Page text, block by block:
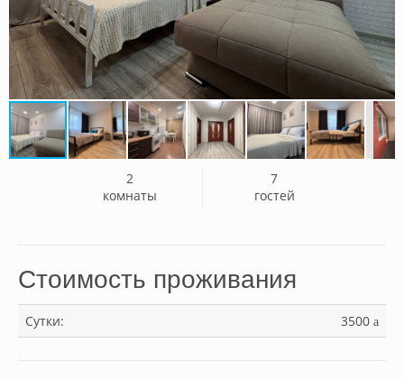
2
комнаты
7
гостей
Стоимость проживания
Сутки: 3500 a